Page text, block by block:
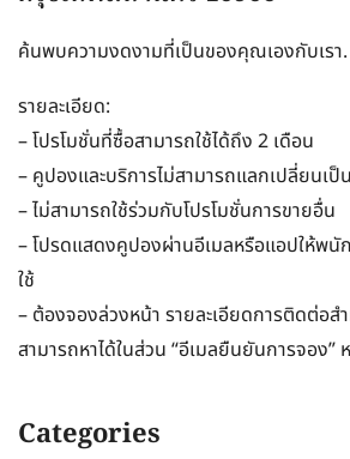
ค้นพบความงดงามที่เป็นของคุณเองกับเรา.
รายละเอียด:
– โปรโมชั่นที่ซื้อสามารถใช้ได้ถึง 2 เดือน
– คูปองและบริการไม่สามารถแลกเปลี่ยนเป็
– ไม่สามารถใช้ร่วมกับโปรโมชั่นการขายอื่น
– โปรดแสดงคูปองผ่านอีเมลหรือแอปให้พนั
ใช้
– ต้องจองล่วงหน้า รายละเอียดการติดต่อส
สามารถหาได้ในส่วน “อีเมลยืนยันการจอง”
Categories